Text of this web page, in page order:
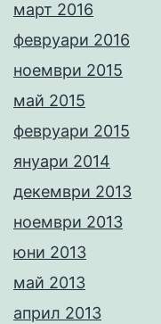
март 2016
февруари 2016
ноември 2015
май 2015
февруари 2015
януари 2014
декември 2013
ноември 2013
юни 2013
май 2013
април 2013